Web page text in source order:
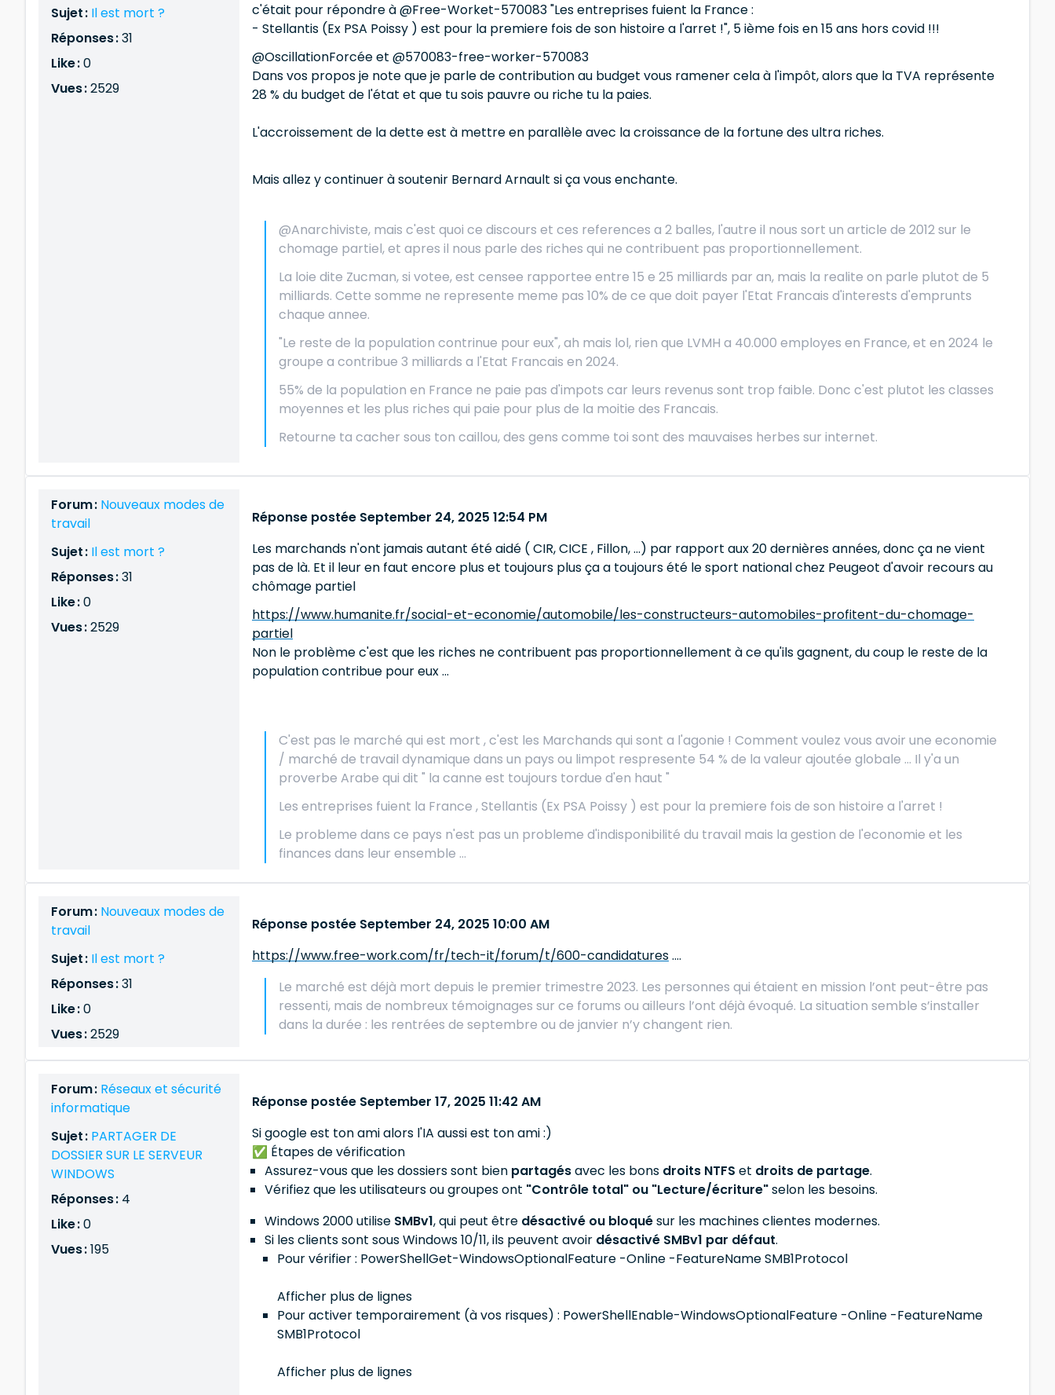
Sujet : Il est mort ?
Réponses :31
Like :0
Vues :2529
c'était pour répondre à @Free-Worket-570083 "Les entreprises fuient la France :
- Stellantis (Ex PSA Poissy ) est pour la premiere fois de son histoire a l'arret !", 5 ième fois en 15 ans hors covid !!!
@OscillationForcée et @570083-free-worker-570083
Dans vos propos je note que je parle de contribution au budget vous ramener cela à l'impôt, alors que la TVA représente
28 % du budget de l'état et que tu sois pauvre ou riche tu la paies.
L'accroissement de la dette est à mettre en parallèle avec la croissance de la fortune des ultra riches.
Mais allez y continuer à soutenir Bernard Arnault si ça vous enchante.
@Anarchiviste, mais c'est quoi ce discours et ces references a 2 balles, l'autre il nous sort un article de 2012 sur le
chomage partiel, et apres il nous parle des riches qui ne contribuent pas proportionnellement.
La loie dite Zucman, si votee, est censee rapportee entre 15 e 25 milliards par an, mais la realite on parle plutot de 5
milliards. Cette somme ne represente meme pas 10% de ce que doit payer l'Etat Francais d'interests d'emprunts
chaque annee.
"Le reste de la population contrinue pour eux", ah mais lol, rien que LVMH a 40.000 employes en France, et en 2024 le
groupe a contribue 3 milliards a l'Etat Francais en 2024.
55% de la population en France ne paie pas d'impots car leurs revenus sont trop faible. Donc c'est plutot les classes
moyennes et les plus riches qui paie pour plus de la moitie des Francais.
Retourne ta cacher sous ton caillou, des gens comme toi sont des mauvaises herbes sur internet.
Forum : Nouveaux modes de
travail
Sujet : Il est mort ?
Réponses :31
Like :0
Vues :2529
Réponse postée September 24, 2025 12:54 PM
Les marchands n'ont jamais autant été aidé ( CIR, CICE , Fillon, ...) par rapport aux 20 dernières années, donc ça ne vient
pas de là. Et il leur en faut encore plus et toujours plus ça a toujours été le sport national chez Peugeot d'avoir recours au
chômage partiel
https://www.humanite.fr/social-et-economie/automobile/les-constructeurs-automobiles-profitent-du-chomage-
partiel
Non le problème c'est que les riches ne contribuent pas proportionnellement à ce qu'ils gagnent, du coup le reste de la
population contribue pour eux ...
C'est pas le marché qui est mort , c'est les Marchands qui sont a l'agonie ! Comment voulez vous avoir une economie
/ marché de travail dynamique dans un pays ou limpot respresente 54 % de la valeur ajoutée globale ... Il y'a un
proverbe Arabe qui dit " la canne est toujours tordue d'en haut "
Les entreprises fuient la France , Stellantis (Ex PSA Poissy ) est pour la premiere fois de son histoire a l'arret !
Le probleme dans ce pays n'est pas un probleme d'indisponibilité du travail mais la gestion de l'economie et les
finances dans leur ensemble ...
Forum : Nouveaux modes de
travail
Sujet : Il est mort ?
Réponses :31
Like :0
Vues :2529
Réponse postée September 24, 2025 10:00 AM
https://www.free-work.com/fr/tech-it/forum/t/600-candidatures....
Le marché est déjà mort depuis le premier trimestre 2023. Les personnes qui étaient en mission l’ont peut-être pas
ressenti, mais de nombreux témoignages sur ce forums ou ailleurs l’ont déjà évoqué. La situation semble s’installer
dans la durée : les rentrées de septembre ou de janvier n’y changent rien.
Forum : Réseaux et sécurité
informatique
Sujet : PARTAGER DE
DOSSIER SUR LE SERVEUR
WINDOWS
Réponses : 4
Like :0
Vues :195
Réponse postée September 17, 2025 11:42 AM
Si google est ton ami alors l'IA aussi est ton ami :)
✅ Étapes de vérification
Assurez-vous que les dossiers sont bien partagésavec les bons droits NTFS et droits de partage.
Vérifiez que les utilisateurs ou groupes ont "Contrôle total" ou "Lecture/écriture"selon les besoins.
Windows 2000 utilise SMBv1, qui peut être désactivé ou bloquésur les machines clientes modernes.
Si les clients sont sous Windows 10/11, ils peuvent avoir désactivé SMBv1 par défaut.
Pour vérifier : PowerShellGet-WindowsOptionalFeature -Online -FeatureName SMB1Protocol
Afficher plus de lignes
Pour activer temporairement (à vos risques) : PowerShellEnable-WindowsOptionalFeature -Online -FeatureName
SMB1Protocol
Afficher plus de lignes